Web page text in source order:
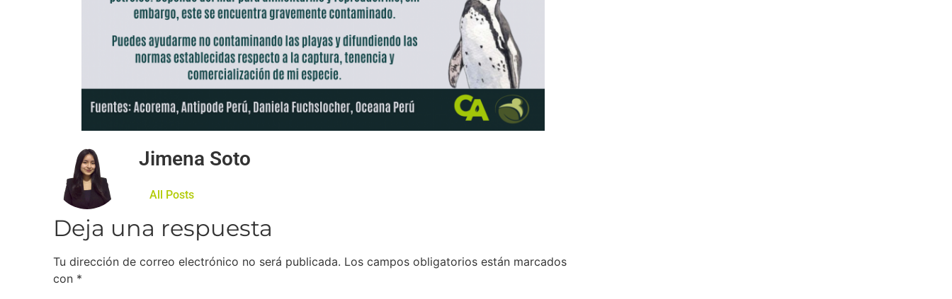
Jimena Soto
All Posts
Deja una respuesta
Tu dirección de correo electrónico no será publicada. Los campos obligatorios están marcados
con *